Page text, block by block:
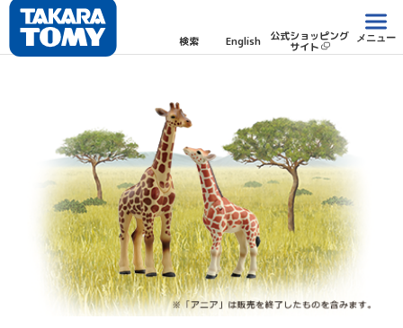
検索 English 公式ショッピング
サイト
メニュー